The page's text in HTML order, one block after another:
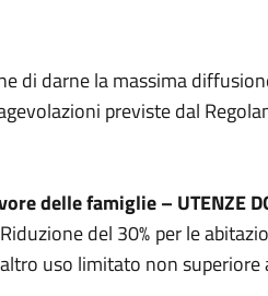
di darne la massima
previste dal
delle famiglie – UTENZE
Riduzione del 30% per le
altro uso limitato non superiore